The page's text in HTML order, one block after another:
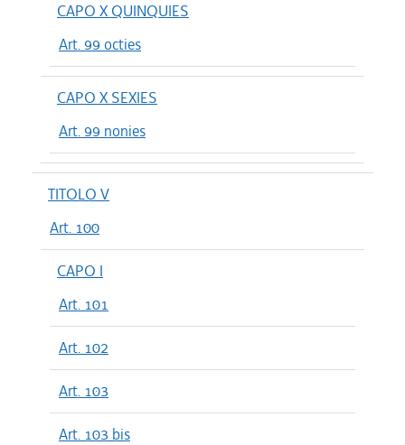
CAPO X QUINQUIES
Art. 99 octies
CAPO X SEXIES
Art. 99 nonies
TITOLO V
Art. 100
CAPO I
Art. 101
Art. 102
Art. 103
Art. 103 bis